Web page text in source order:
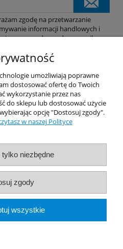
zgodę na przetwarzanie
informacji handlowych i
na podany adres e-mail.
Pomoc
konto
firmie
Strony
umożliwiają poprawne
dostosować ofertę do Twoich
wykorzystanie przez nas
do sklepu lub dostosować użycie
opcję "Dostosuj zgody".
w naszej Polityce
niezbędne
zgody
wszystkie